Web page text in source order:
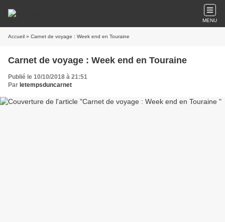
MENU
Accueil » Carnet de voyage : Week end en Touraine
Carnet de voyage : Week end en Touraine
Publié le 10/10/2018 à 21:51
Par letempsduncarnet